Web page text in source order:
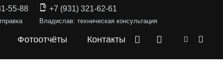
55-88 +7 (931) 321-62-61
Владислав: техническая консультация
Фотоотчёты Контакты